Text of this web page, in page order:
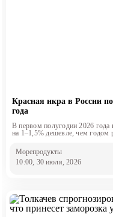
Красная икра в России
года
В первом полугодии 2026 года
на 1–1,5% дешевле, чем годом
Морепродукты
10:00, 30 июля, 2026